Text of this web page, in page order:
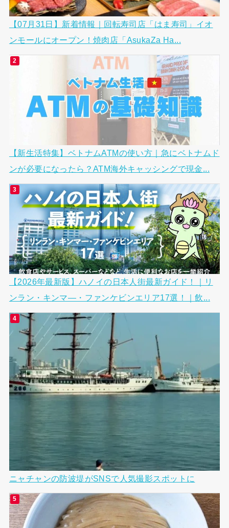
【07月31日】新着情報｜回転寿司店「はま寿司」イオ
ンモールにオープン！焼肉店「AsukaZa Ha...
【新生活特集】ベトナムATMの使い方｜急にベトナムド
ンが必要になったら？ATM海外キャッシングで現金...
【2026年最新版】ハノイの日本人街最新ガイド！｜リ
ンラン・キンマ―・ファンケビンエリア17選！｜飲...
ニャチャンの防波堤がSNSで人気撮影スポットに